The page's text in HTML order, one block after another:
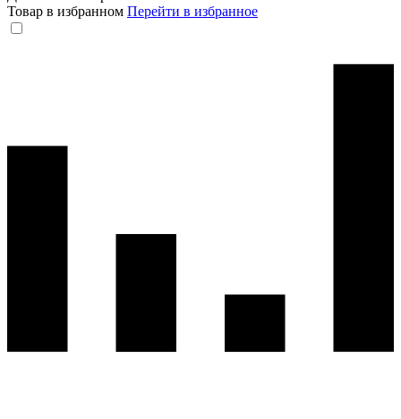
Товар в избранном Перейти в избранное